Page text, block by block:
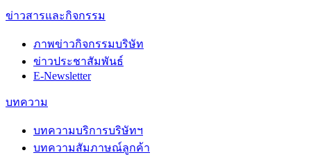
ข่าวสารและกิจกรรม
ภาพข่าวกิจกรรมบริษัท
ข่าวประชาสัมพันธ์
E-Newsletter
บทความ
บทความบริการบริษัทฯ
บทความสัมภาษณ์ลูกค้า